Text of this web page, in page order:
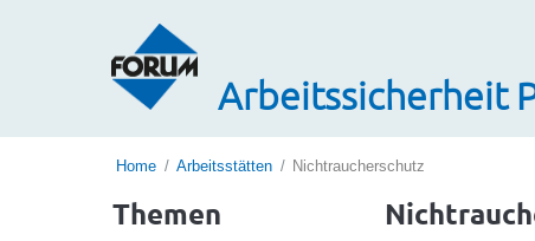
Arbeitssicherheit
Home Arbeitsstätten Nichtraucherschutz
Themen